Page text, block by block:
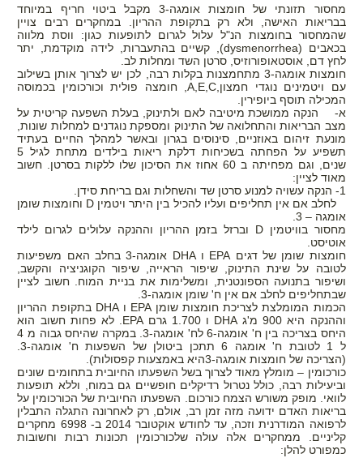
מחסור תזונתי של חומצות אומגה-3 מקבל ביטוי חריף במיוחד
בבריאות האישה, ולא רק בתקופת ההריון. במחקרים רבים צויין
שהמחסור בחומצות הנ"ל עלול לגרום לתופעות כגון: ווסת מלווה
בכאבים dysmenorrhea)), קשיים בהתעברות, לידה מוקדמת, יתר
לחץ דם, אוסטאופורוזיס, סרטן השד ומחלות לב.
חומצות אומגה-3 מתחמצנות בקלות רבה, לכן יש לצרוך אותן בשילוב
עם ויטמינים נוגדי חמצון,C
,
E
,
A, חומצה פולית וכורכומין בכמוסה
המכילה תוסף ביופירין.
א- הנקה ממושכת מיטיבה לאם ולתינוק, בעלת השפעה קריטית על
מצב הבריאות והתחלואה של התינוק ומספקת נוגדנים למחלות שונות,
מונעת זיהום באוזניים, סינוסים בגרון ובאשר למהלך החיים בעתיד
תשפיע על הפחתה בשכיחות דלקת ריאות בילדים מתחת לגיל 5
שנים, וגם מפחיתה ב 60 אחוז את הסיכון שלו ללקות בסרטן. חשוב
מאוד לציין:
1- הנקה עשויה למנוע סרטן שד והשחלות וגם בריחת סידן.
לחלב אם אין תחליפים ועליו להכיל בין היתר ויטמין D וחומצות שומן
אומגה – 3.
מחסור בוויטמיןD וברזל בזמן ההריון וההנקה עלולים לגרום לילד
אוטיסט.
חומצות שומן של דגיםEPA וDHA
אומגה-3 בחלב האם משפיעות
לטובה על שינת התינוק, שיפור הראייה, שיפור הקוגניציה והקשב,
ושיפור בתנועה הספונטנית, ומשלימות את בניית המוח. חשוב לציין
שבתחליפים לחלב אם אין ח' שומן אומגה-3.
הכמות המומלצת לצריכת חומצות שומןEPA וDHA בתקופת ההריון
וההנקה היא 900 מ'ג
DHA ו 1.700 גרם EPA. לא פחות חשוב הוא
היחס בצריכה בין ח' אומגה-6 לח' אומגה-3. במקרה שהיחס גבוה מ 4
ל 1 לטובת ח' אומגה 6 תתכן ביטולן של השפעות ח' אומגה-3.
(הצריכה של חומצות אומגה-3היא באמצעות קפסולות).
כורכומין – מומלץ מאוד לצרוך בשל השפעתו החיובית בתחומים שונים
וביעילות רבה, כולל נטרול רדיקלים חופשיים גם במוח, וללא תופעות
לוואי. מופק משורש הצמח כורכום. השפעתו החיובית של הכורכומין על
בריאות האדם ידועה מזה זמן רב, אולם, רק לאחרונה התגלה התבלין
לרפואה המודרנית וזכה, עד לחודש אוקטובר 2014 ב- 6998 מחקרים
קליניים. ממחקרים אלה עולה שלכורכומין תכונות רבות וחשובות
כמפורט להלן: